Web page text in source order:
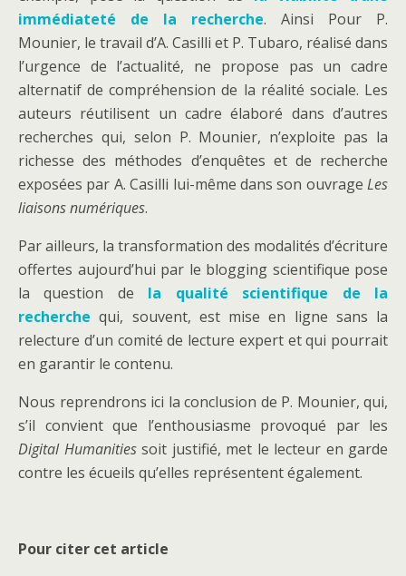
immédiateté de la recherche. Ainsi Pour P.
Mounier, le travail d’A. Casilli et P. Tubaro, réalisé dans
l’urgence de l’actualité, ne propose pas un cadre
alternatif de compréhension de la réalité sociale. Les
auteurs réutilisent un cadre élaboré dans d’autres
recherches qui, selon P. Mounier, n’exploite pas la
richesse des méthodes d’enquêtes et de recherche
exposées par A. Casilli lui-même dans son ouvrage Les
liaisons numériques.
Par ailleurs, la transformation des modalités d’écriture
offertes aujourd’hui par le blogging scientifique pose
la question de la qualité scientifique de la
recherche qui, souvent, est mise en ligne sans la
relecture d’un comité de lecture expert et qui pourrait
en garantir le contenu.
Nous reprendrons ici la conclusion de P. Mounier, qui,
s’il convient que l’enthousiasme provoqué par les
Digital Humanitiessoit justifié, met le lecteur en garde
contre les écueils qu’elles représentent également.
Pour citer cet article